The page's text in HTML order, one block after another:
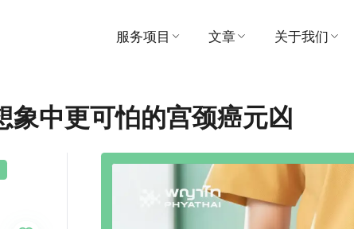
服务项目
预约
患者及访客指南
套餐和促销
文章
视频
推荐
关于我们
愿景与使命
管理
奖
中更可怕的宫颈癌元凶